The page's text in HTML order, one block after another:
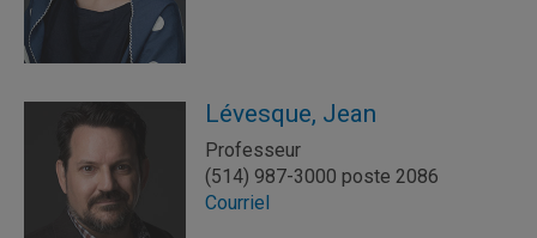
Lévesque, Jean
Professeur
(514) 987-3000 poste 2086
Courriel